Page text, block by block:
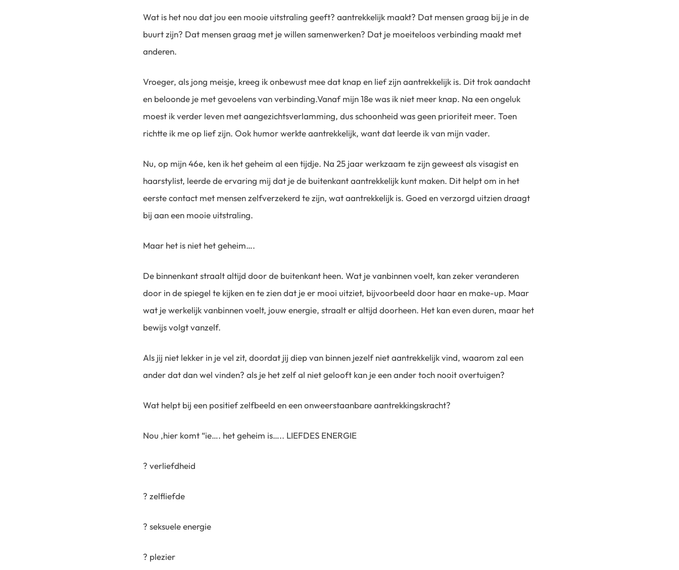
Wat is het nou dat jou een mooie uitstraling geeft? aantrekkelijk maakt? Dat mensen graag bij je in de
buurt zijn? Dat mensen graag met je willen samenwerken? Dat je moeiteloos verbinding maakt met
anderen.
Vroeger, als jong meisje, kreeg ik onbewust mee dat knap en lief zijn aantrekkelijk is. Dit trok aandacht
en beloonde je met gevoelens van verbinding.Vanaf mijn 18e was ik niet meer knap. Na een ongeluk
moest ik verder leven met aangezichtsverlamming, dus schoonheid was geen prioriteit meer. Toen
richtte ik me op lief zijn. Ook humor werkte aantrekkelijk, want dat leerde ik van mijn vader.
Nu, op mijn 46e, ken ik het geheim al een tijdje. Na 25 jaar werkzaam te zijn geweest als visagist en
haarstylist, leerde de ervaring mij dat je de buitenkant aantrekkelijk kunt maken. Dit helpt om in het
eerste contact met mensen zelfverzekerd te zijn, wat aantrekkelijk is. Goed en verzorgd uitzien draagt
bij aan een mooie uitstraling.
Maar het is niet het geheim….
De binnenkant straalt altijd door de buitenkant heen. Wat je vanbinnen voelt, kan zeker veranderen
door in de spiegel te kijken en te zien dat je er mooi uitziet, bijvoorbeeld door haar en make-up. Maar
wat je werkelijk vanbinnen voelt, jouw energie, straalt er altijd doorheen. Het kan even duren, maar het
bewijs volgt vanzelf.
Als jij niet lekker in je vel zit, doordat jij diep van binnen jezelf niet aantrekkelijk vind, waarom zal een
ander dat dan wel vinden? als je het zelf al niet gelooft kan je een ander toch nooit overtuigen?
Wat helpt bij een positief zelfbeeld en een onweerstaanbare aantrekkingskracht?
Nou ,hier komt “ie…. het geheim is….. LIEFDES ENERGIE
? verliefdheid
? zelfliefde
? seksuele energie
? plezier